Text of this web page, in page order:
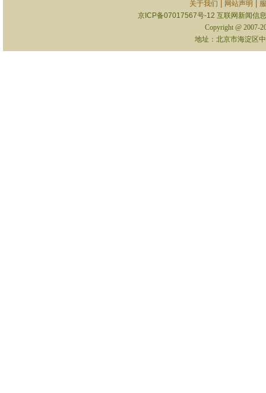
关于我们 网站声明
京ICP备07017567号-12 互联网新闻信
Copyright @ 2007-
地址：北京市海淀区